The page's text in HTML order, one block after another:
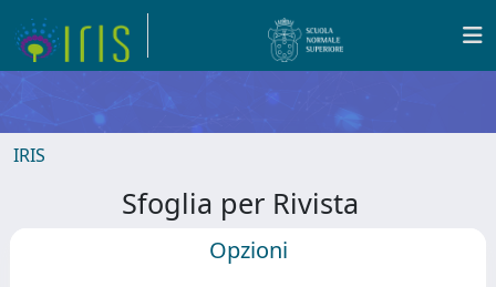
IRIS
Sfoglia per Rivista
Opzioni